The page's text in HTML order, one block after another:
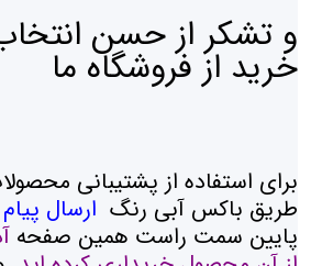
و تشکر از حسن
خرید از فروشگاه ما
برای استفاده از پشتیبانی
طریق باکس آبی رنگ ارسال
پایین سمت راست همین صفحه